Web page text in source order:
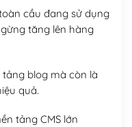
cầu đang sử dụng
tăng lên hàng
blog mà còn là
quả.
tảng CMS lớn